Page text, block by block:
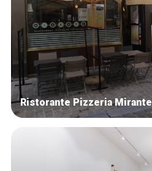
Ristorante Pizzeria Mirante